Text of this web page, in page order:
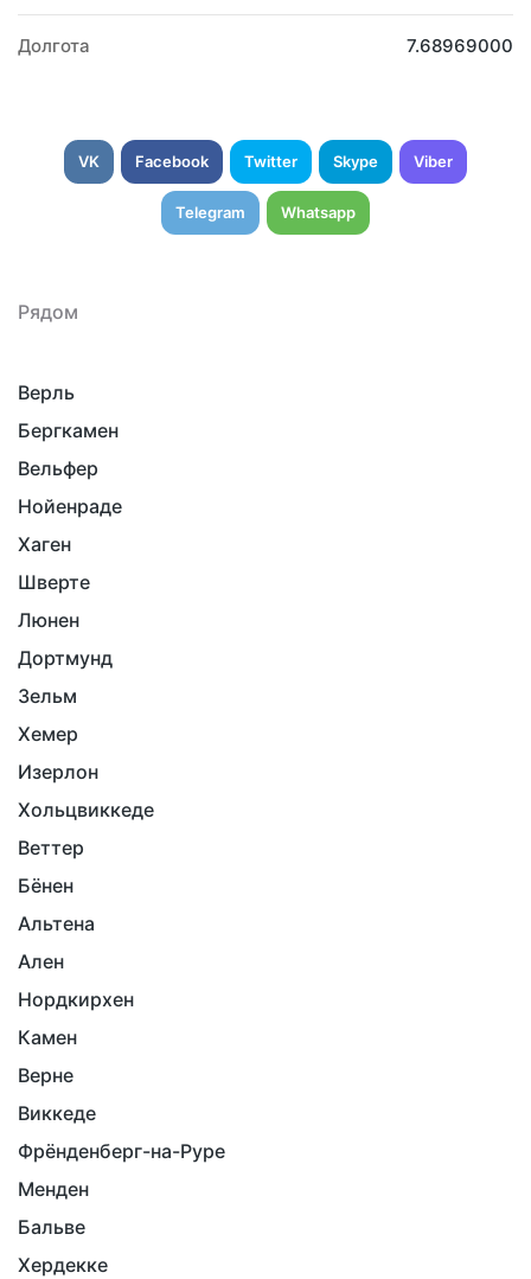
Долгота 7.68969000
VK Facebook Twitter Skype Viber
Telegram Whatsapp
Рядом
Верль
Бергкамен
Вельфер
Нойенраде
Хаген
Шверте
Люнен
Дортмунд
Зельм
Хемер
Изерлон
Хольцвиккеде
Веттер
Бёнен
Альтена
Ален
Нордкирхен
Камен
Верне
Виккеде
Фрёнденберг-на-Руре
Менден
Бальве
Хердекке